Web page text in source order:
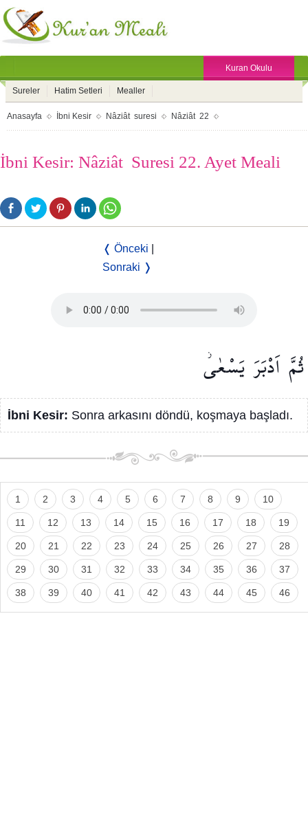
Kuran Okulu
Sureler Hatim Setleri Mealler
Anasayfa İbni Kesir Nâziât suresi Nâziât 22
İbni Kesir: Nâziât Suresi 22. Ayet Meali
❬ Önceki
Sonraki ❭
ثُمَّاَدْبَرَيَسْعٰىۘ
İbni Kesir: Sonra arkasını döndü, koşmaya başladı.
1 2 3 4 5 6 7 8 9 10
11 12 13 14 15 16 17 18 19
20 21 22 23 24 25 26 27 28
29 30 31 32 33 34 35 36 37
38 39 40 41 42 43 44 45 46